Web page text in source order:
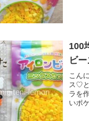
100
ビ
こん
ス♡
ラを
いポ